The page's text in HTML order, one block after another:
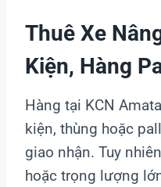
Thuê Xe
Kiện, Hàng
Hàng tại KCN
kiện, thùng hoặc
giao nhận. Tuy
hoặc trọng lượng